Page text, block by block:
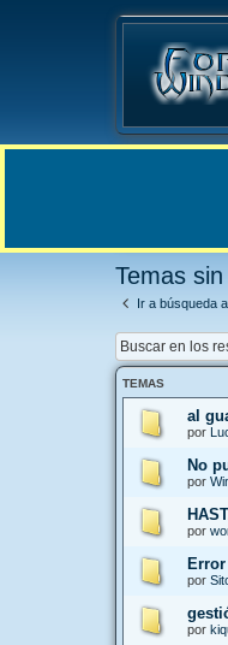
Enlaces
Temas
Ir a búsqueda
TEMAS
al
por
No
por
por
Error
por
por